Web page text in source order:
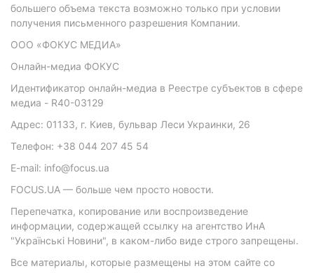
большего объема текста возможно только при условии
получения письменного разрешения Компании.
ООО «ФОКУС МЕДИА»
Онлайн-медиа ФОКУС
Идентификатор онлайн-медиа в Реестре субъектов в сфере
медиа - R40-03129
Адрес: 01133, г. Киев, бульвар Леси Украинки, 26
Телефон: +38 044 207 45 54
E-mail: info@focus.ua
FOCUS.UA — больше чем просто новости.
Перепечатка, копирование или воспроизведение
информации, содержащей ссылку на агентство ИнА
"Українські Новини", в каком-либо виде строго запрещены.
Все материалы, которые размещены на этом сайте со